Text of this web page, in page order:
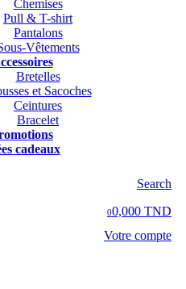
Chemises
Pull & T-shirt
Pantalons
Vêtements
Bretelles
et Sacoches
Ceintures
Bracelet
cadeaux
Search
00,000 TND
Votre compte